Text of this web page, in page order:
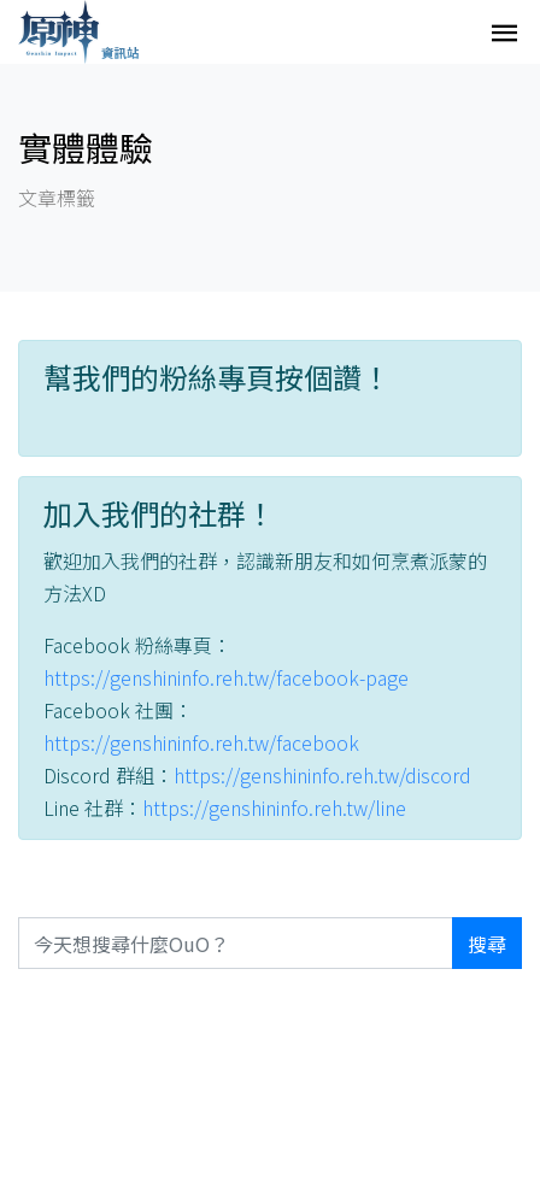
實體體驗
文章標籤
幫我們的粉絲專頁按個讚！
加入我們的社群！
歡迎加入我們的社群，認識新朋友和如何烹煮派蒙的
方法XD
Facebook 粉絲專頁：
https://genshininfo.reh.tw/facebook-page
Facebook 社團：
https://genshininfo.reh.tw/facebook
Discord 群組： https://genshininfo.reh.tw/discord
Line 社群： https://genshininfo.reh.tw/line
搜尋